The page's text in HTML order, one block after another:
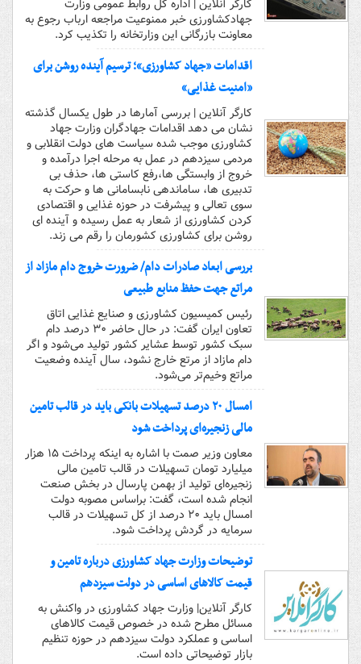
کارگر آنلاین | اداره کل روابط عمومی وزارت
جهادکشاورزی خبر ممنوعیت مراجعه ارباب رجوع به
معاونت بازرگانی این وزارتخانه را تکذیب کرد.
اقدامات «جهاد کشاورزی»؛ ترسیم آینده روشن برای
«امنیت غذایی»
کارگر آنلاین | بررسی آمارها در طول یکسال گذشته
نشان می دهد اقدامات جهادگران وزارت جهاد
کشاورزی موجب شده سیاست های دولت انقلابی و
مردمی سیزدهم در عمل به مرحله اجرا درآمده و
خروج از وابستگی ها،رفع کاستی ها، حذف بی
تدبیری ها، ساماندهی نابسامانی ها و حرکت به
سوی تعالی و پیشرفت در حوزه غذایی و اقتصادی
کردن کشاورزی از شعار به عمل رسیده و آینده ای
روشن برای کشاورزی کشورمان را رقم می زند.
بررسی ابعاد صادرات دام/ ضرورت خروج دام مازاد از
مراتع جهت حفظ منابع طبیعی‌
رئیس کمیسیون کشاورزی و صنایع غذایی اتاق
تعاون ایران گفت: در حال حاضر ۳۰ درصد دام
سبک کشور توسط عشایر کشور تولید می‌شود و اگر
دام مازاد از مرتع خارج نشود، سال آینده وضعیت
مراتع وخیم‌تر می‌شود.
امسال ۲۰ درصد‌ تسهیلات بانکی باید در قالب تامین
مالی زنجیره‌ای پرداخت شود
معاون وزیر صمت با اشاره به اینکه پرداخت ۱۵ هزار
میلیارد تومان تسهیلات در قالب تامین مالی
زنجیره‌ای تولید از بهمن پارسال در بخش صنعت
انجام شده است، گفت: براساس مصوبه دولت
امسال باید ۲۰ درصد از کل تسهیلات در قالب
سرمایه در گردش پرداخت شود.
توضیحات وزارت جهاد کشاورزی درباره تامین و
قیمت کالاهای اساسی در دولت سیزدهم
کارگر آنلاین| وزارت جهاد کشاورزی در واکنش به
مسائل مطرح شده در خصوص قیمت کالاهای
اساسی و عملکرد دولت سیزدهم در حوزه تنظیم
بازار توضیحاتی داده است.